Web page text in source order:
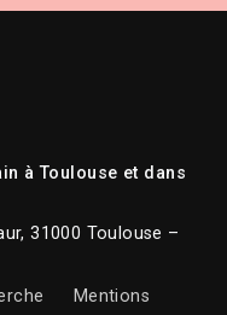
à Toulouse et dans
31000 Toulouse –
Mentions